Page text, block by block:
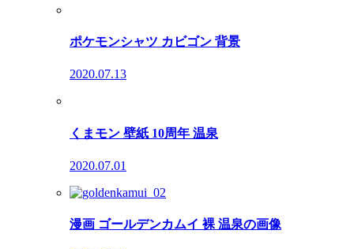
ポケモンシャツ カビゴン 背景
2020.07.13
くまモン 壁紙 10周年 温泉
2020.07.01
漫画 ゴールデンカムイ 裸 温泉の画像